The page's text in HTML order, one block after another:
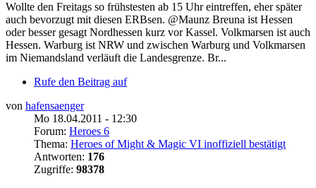
Wollte den Freitags so frühstesten ab 15 Uhr eintreffen, eher später
auch bevorzugt mit diesen ERBsen. @Maunz Breuna ist Hessen
oder besser gesagt Nordhessen kurz vor Kassel. Volkmarsen ist auch
Hessen. Warburg ist NRW und zwischen Warburg und Volkmarsen
im Niemandsland verläuft die Landesgrenze. Br...
Rufe den Beitrag auf
von hafensaenger
Mo 18.04.2011 - 12:30
Forum: Heroes 6
Thema: Heroes of Might & Magic VI inoffiziell bestätigt
Antworten: 176
Zugriffe: 98378